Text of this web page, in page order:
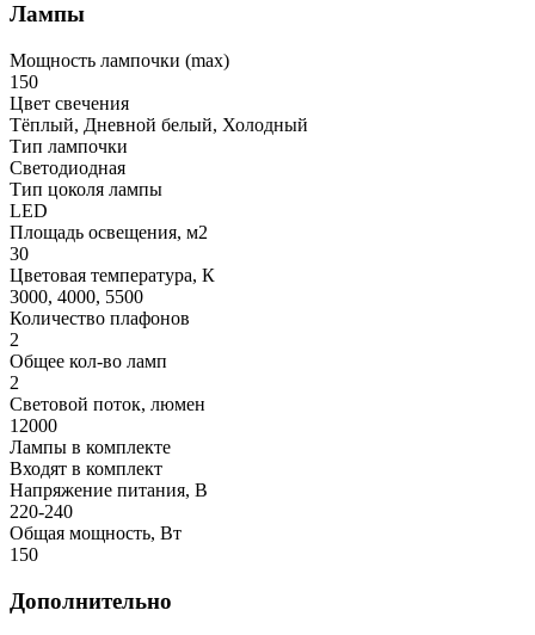
Лампы
Мощность лампочки (max)
150
Цвет свечения
Тёплый, Дневной белый, Холодный
Тип лампочки
Светодиодная
Тип цоколя лампы
LED
Площадь освещения, м2
30
Цветовая температура, К
3000, 4000, 5500
Количество плафонов
2
Общее кол-во ламп
2
Световой поток, люмен
12000
Лампы в комплекте
Входят в комплект
Напряжение питания, В
220-240
Общая мощность, Вт
150
Дополнительно